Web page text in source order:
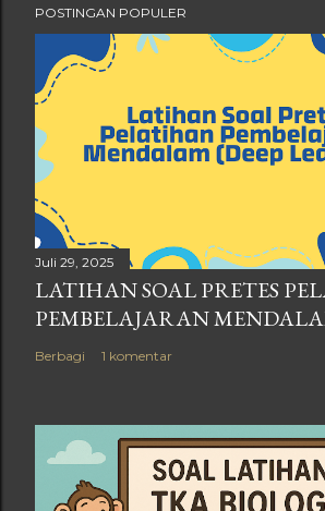
POSTINGAN POPULER
Juli 29, 2025
LATIHAN SOAL PRETES
PEMBELAJARAN
Berbagi 1 komentar